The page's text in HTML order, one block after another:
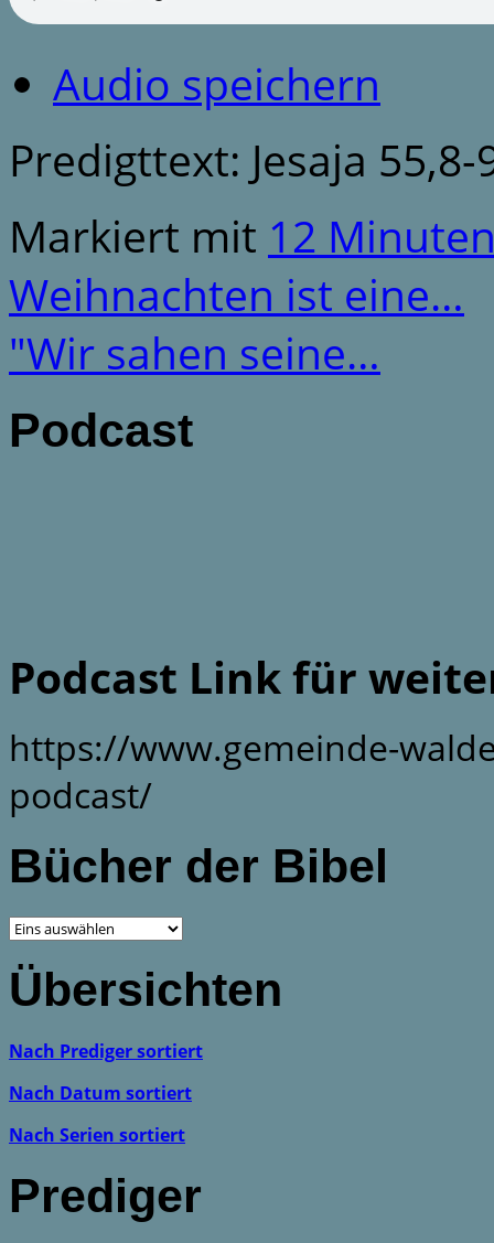
Audio speichern
Predigttext: Jesaja 55,8-
Markiert mit 12
Weihnachten ist eine…
"Wir sahen seine…
Podcast
Podcast Link für
https://www.gemeinde-
podcast/
Bücher der Bibel
Übersichten
Nach Prediger sortiert
Nach Datum sortiert
Nach Serien sortiert
Prediger